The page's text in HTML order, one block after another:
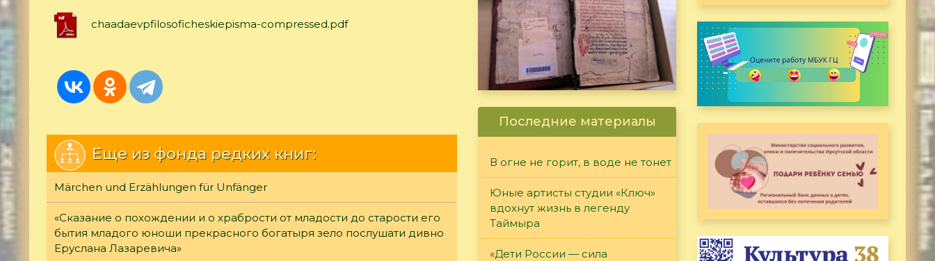
chaadaevpfilosoficheskiepisma-compressed.pdf
Еще из фонда редких книг:
Märchen und Erzählungen für Unfänger
«Сказание о похождении и о храбрости от младости до старости его
бытия младого юноши прекрасного богатыря зело послушати дивно
Еруслана Лазаревича»
Последние материалы
В огне не горит, в воде не тонет
Юные артисты студии «Ключ»
вдохнут жизнь в легенду
Таймыра
«Дети России — сила